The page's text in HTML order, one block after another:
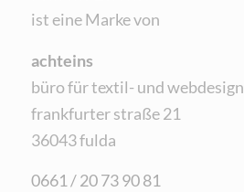
ist eine Mar­ke von
acht­eins
büro für tex­til- und webdesign
frank­fur­ter stra­ße 21
36043 fulda
0661 / 20 73 90 81